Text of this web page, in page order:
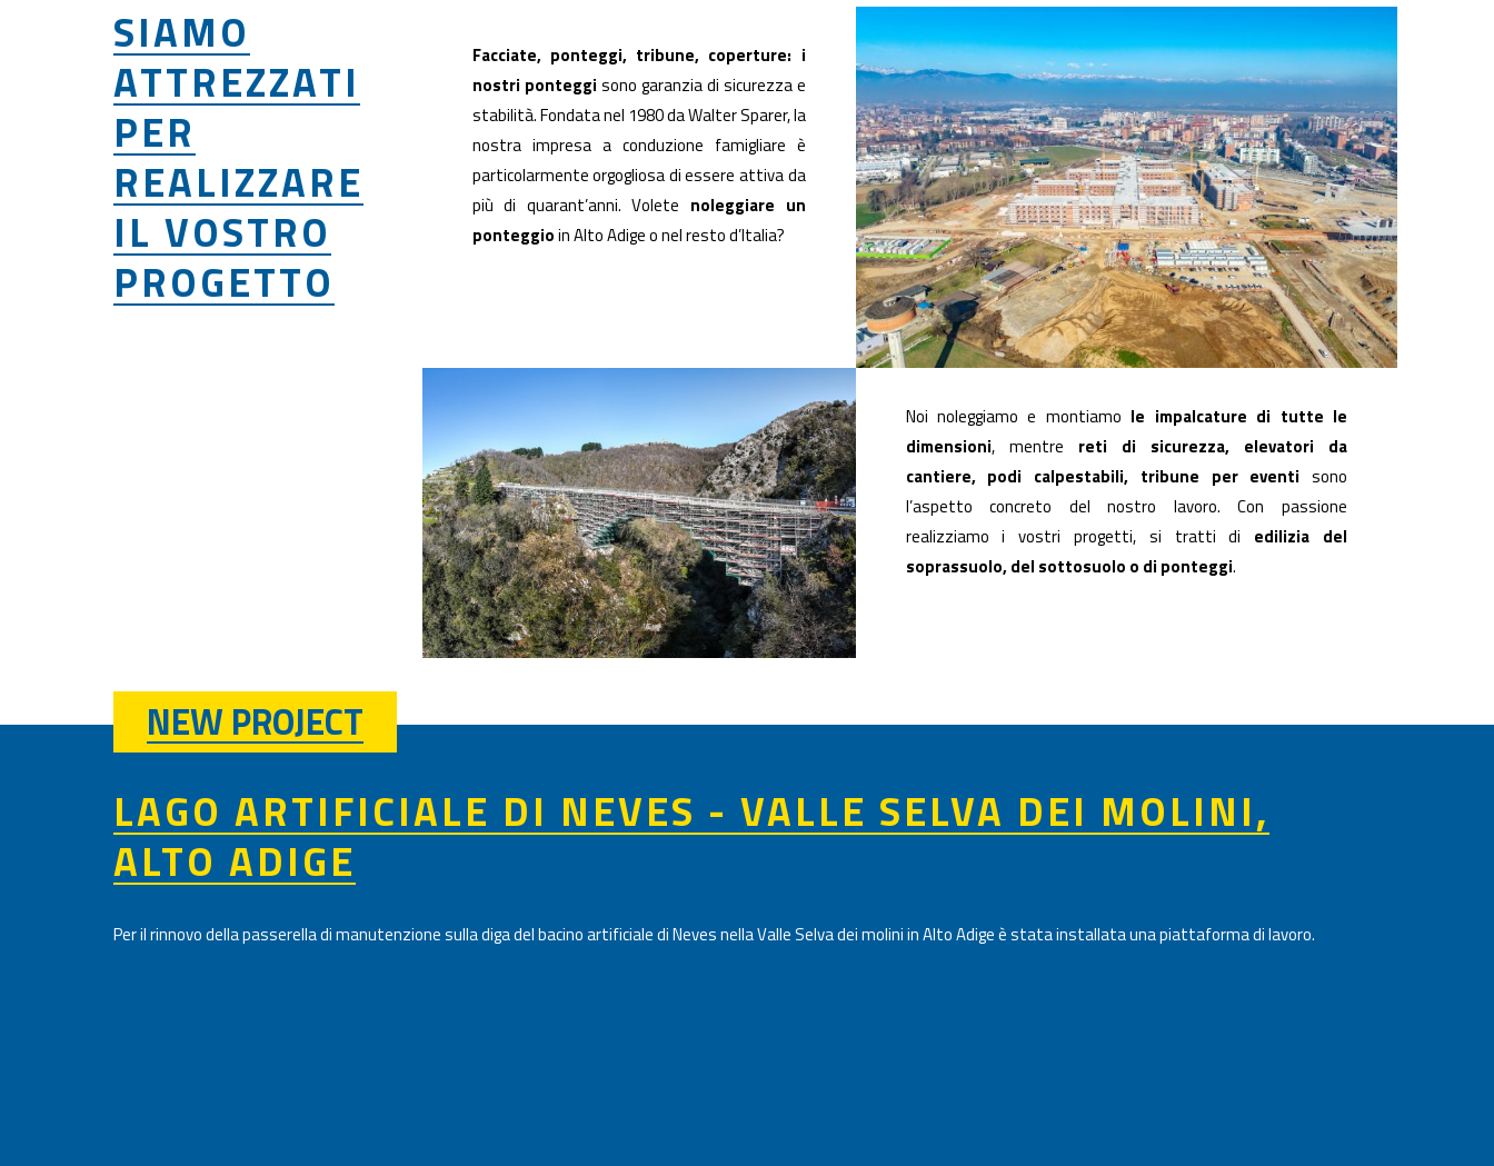
SIAMO
ATTREZZATI
PER
REALIZZARE
IL VOSTRO
PROGETTO
Facciate, ponteggi, tribune, coperture: i
nostri ponteggi sono garanzia di sicurezza e
stabilità. Fondata nel 1980 da Walter Sparer, la
nostra impresa a conduzione famigliare è
particolarmente orgogliosa di essere attiva da
più di quarant’anni. Volete noleggiare un
ponteggioin Alto Adige o nel resto d’Italia?
Noi noleggiamo e montiamo le impalcature di tutte le
dimensioni, mentre reti di sicurezza, elevatori da
cantiere, podi calpestabili, tribune per eventi sono
l’aspetto concreto del nostro lavoro. Con passione
realizziamo i vostri progetti, si tratti di edilizia del
soprassuolo, del sottosuolo o di ponteggi.
NEW PROJECT
LAGO ARTIFICIALE DI NEVES - VALLE SELVA DEI MOLINI,
ALTO ADIGE
Per il rinnovo della passerella di manutenzione sulla diga del bacino artificiale di Neves nella Valle Selva dei molini in Alto Adige è stata installata una piattaforma di lavoro.